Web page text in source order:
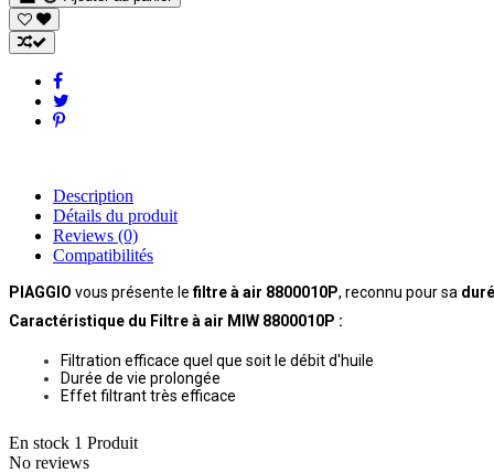
Description
Détails du produit
Reviews (0)
Compatibilités
PIAGGIO vous présente lefiltre à air 8800010P, reconnu pour sa
Caractéristique du Filtre à air MIW 8800010P :
Filtration efficace quel que soit le débit d'huile
Durée de vie prolongée
Effet filtrant très efficace
En stock 1 Produit
No reviews